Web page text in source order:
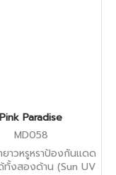
Pink Paradise
MD058
าวหรูหราป้องกันแดด
ทั้งสองด้าน (Sun UV